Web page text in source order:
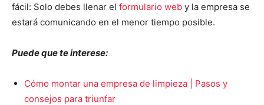
fácil: Solo debes llenar el formulario web y la empresa se
estará comunicando en el menor tiempo posible.
Puede que te interese:
Cómo montar una empresa de limpieza | Pasos y
consejos para triunfar